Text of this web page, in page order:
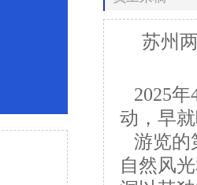
苏州
2025年
动，早
游览的
自然风